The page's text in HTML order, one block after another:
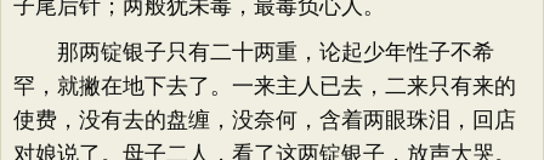
子尾后针；两般犹未毒，最毒负心人。
那两锭银子只有二十两重，论起少年性子不希
罕，就撇在地下去了。一来主人已去，二来只有来的
使费，没有去的盘缠，没奈何，含着两眼珠泪，回店
对娘说了。母子二人，看了这两锭银子，放声大哭。